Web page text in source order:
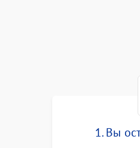
1. Вы